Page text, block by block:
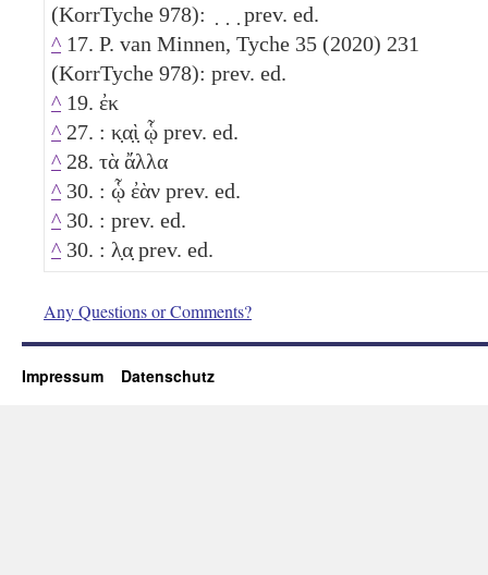
(KorrTyche 978): ̣ ̣ ̣ prev. ed.
^ 17. P. van Minnen, Tyche 35 (2020) 231
(KorrTyche 978): prev. ed.
^ 19. ἐκ
^ 27. : κ̣α̣ὶ̣ ᾧ prev. ed.
^ 28. τὰ ἄλλα
^ 30. : ᾧ ἐὰν prev. ed.
^ 30. : prev. ed.
^ 30. : λ̣α̣ prev. ed.
Any Questions or Comments?
Impressum Datenschutz